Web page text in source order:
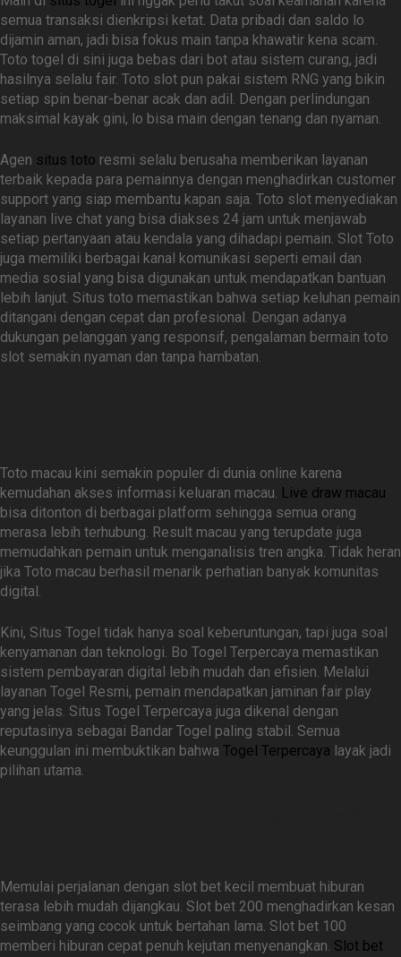
semua transaksi dienkripsi ketat. Data pribadi dan saldo lo
dijamin aman, jadi bisa fokus main tanpa khawatir kena scam.
Toto togel di sini juga bebas dari bot atau sistem curang, jadi
hasilnya selalu fair. Toto slot pun pakai sistem RNG yang bikin
setiap spin benar-benar acak dan adil. Dengan perlindungan
maksimal kayak gini, lo bisa main dengan tenang dan nyaman.
Agen situs toto resmi selalu berusaha memberikan layanan
terbaik kepada para pemainnya dengan menghadirkan customer
support yang siap membantu kapan saja. Toto slot menyediakan
layanan live chat yang bisa diakses 24 jam untuk menjawab
setiap pertanyaan atau kendala yang dihadapi pemain. Slot Toto
juga memiliki berbagai kanal komunikasi seperti email dan
media sosial yang bisa digunakan untuk mendapatkan bantuan
lebih lanjut. Situs toto memastikan bahwa setiap keluhan pemain
ditangani dengan cepat dan profesional. Dengan adanya
dukungan pelanggan yang responsif, pengalaman bermain toto
slot semakin nyaman dan tanpa hambatan.
Toto macau kini semakin populer di dunia online karena
kemudahan akses informasi keluaran macau. Live draw macau
bisa ditonton di berbagai platform sehingga semua orang
merasa lebih terhubung. Result macau yang terupdate juga
memudahkan pemain untuk menganalisis tren angka. Tidak heran
jika Toto macau berhasil menarik perhatian banyak komunitas
digital.
Kini, Situs Togel tidak hanya soal keberuntungan, tapi juga soal
kenyamanan dan teknologi. Bo Togel Terpercaya memastikan
sistem pembayaran digital lebih mudah dan efisien. Melalui
layanan Togel Resmi, pemain mendapatkan jaminan fair play
yang jelas. Situs Togel Terpercaya juga dikenal dengan
reputasinya sebagai Bandar Togel paling stabil. Semua
keunggulan ini membuktikan bahwa Togel Terpercaya layak jadi
pilihan utama.
Memulai perjalanan dengan slot bet kecil membuat hiburan
terasa lebih mudah dijangkau. Slot bet 200 menghadirkan kesan
seimbang yang cocok untuk bertahan lama. Slot bet 100
memberi hiburan cepat penuh kejutan menyenangkan. Slot bet